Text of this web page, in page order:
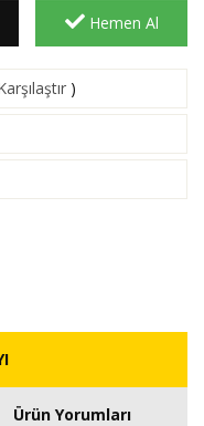
Hemen Al
)
Ürün Yorumları